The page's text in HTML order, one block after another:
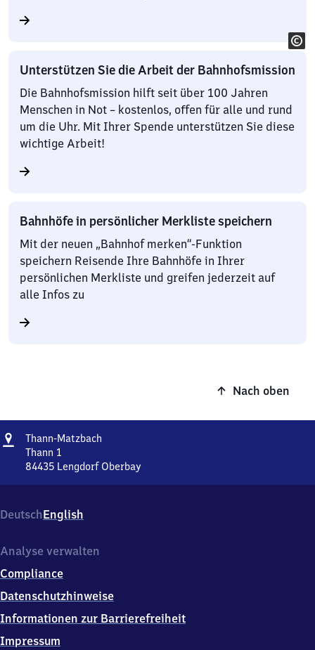
Unterstützen Sie die Arbeit der Bahnhofsmission
Die Bahnhofsmission hilft seit über 100 Jahren
Menschen in Not – kostenlos, offen für alle und rund
um die Uhr. Mit Ihrer Spende unterstützen Sie diese
wichtige Arbeit!
Bahnhöfe in persönlicher Merkliste speichern
Mit der neuen „Bahnhof merken“-Funktion
speichern Reisende Ihre Bahnhöfe in Ihrer
persönlichen Merkliste und greifen jederzeit auf
alle Infos zu
Nach oben
Adresse
Thann-Matzbach
Thann 1
84435 Lengdorf Oberbay
Thann
1,
4
3
5
Oberbay
DeutschEnglish
Analyse verwalten
Compliance
Datenschutzhinweise
Informationen zur Barrierefreiheit
Impressum